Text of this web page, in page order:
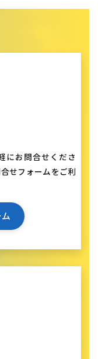
にお問合せくださ
せフォームをご利